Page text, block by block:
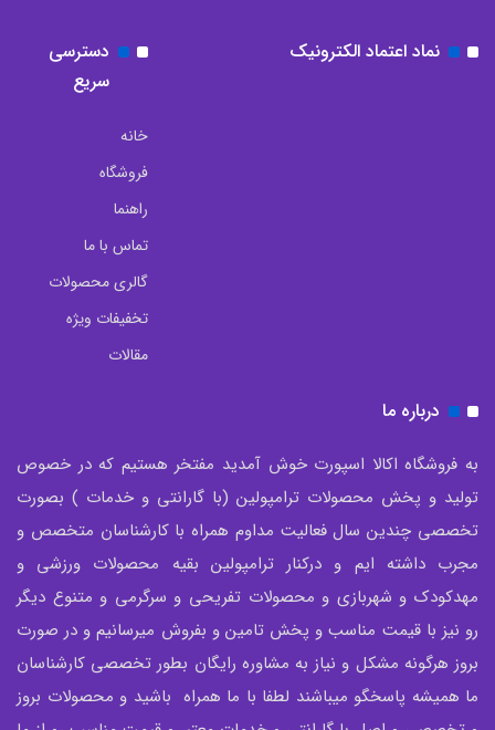
نماد اعتماد الکترونیک
دسترسی
سریع
خانه
فروشگاه
راهنما
تماس با ما
گالری محصولات
تخفیفات ویژه
مقالات
درباره ما
به فروشگاه اکالا اسپورت خوش آمدید مفتخر هستیم که در خصوص
تولید و پخش محصولات ترامپولین (با گارانتی و خدمات ) بصورت
تخصصی چندین سال فعالیت مداوم همراه با کارشناسان متخصص و
مجرب داشته ایم و درکنار ترامپولین بقیه محصولات ورزشی و
مهدکودک و شهربازی و محصولات تفریحی و سرگرمی و متنوع دیگر
رو نیز با قیمت مناسب و پخش تامین و بفروش میرسانیم و در صورت
بروز هرگونه مشکل و نیاز به مشاوره رایگان بطور تخصصی کارشناسان
ما همیشه پاسخگو میباشند لطفا با ما همراه باشید و محصولات بروز